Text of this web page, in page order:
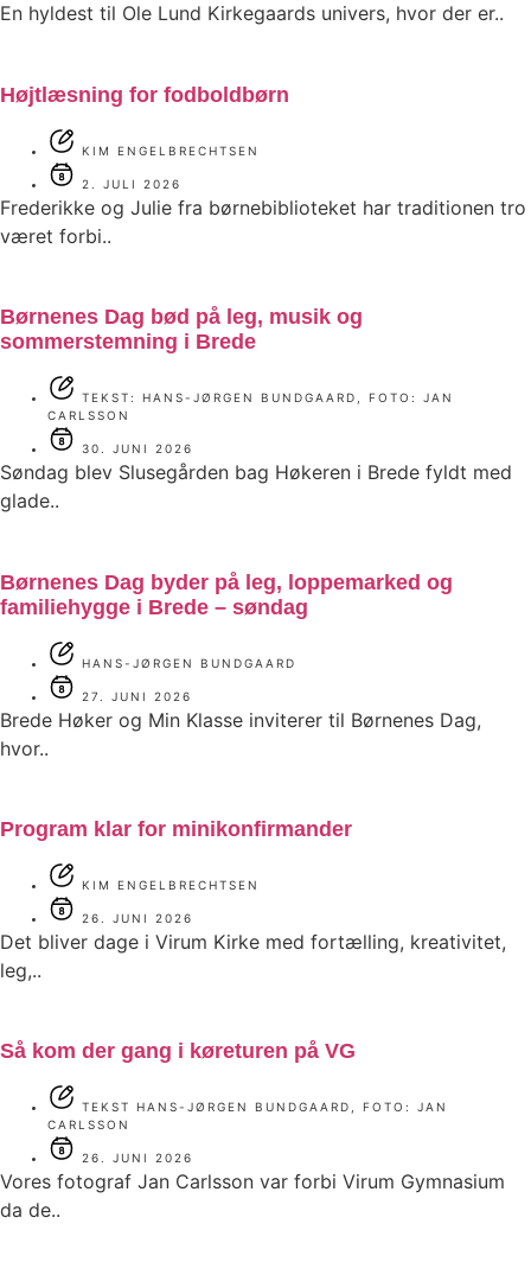
En hyldest til Ole Lund Kirkegaards univers, hvor der er..
Højtlæsning for fodboldbørn
KIM ENGELBRECHTSEN
2. JULI 2026
Frederikke og Julie fra børnebiblioteket har traditionen tro
været forbi..
Børnenes Dag bød på leg, musik og
sommerstemning i Brede
TEKST: HANS-JØRGEN BUNDGAARD, FOTO: JAN
CARLSSON
30. JUNI 2026
Søndag blev Slusegården bag Høkeren i Brede fyldt med
glade..
Børnenes Dag byder på leg, loppemarked og
familiehygge i Brede – søndag
HANS-JØRGEN BUNDGAARD
27. JUNI 2026
Brede Høker og Min Klasse inviterer til Børnenes Dag,
hvor..
Program klar for minikonfirmander
KIM ENGELBRECHTSEN
26. JUNI 2026
Det bliver dage i Virum Kirke med fortælling, kreativitet,
leg,..
Så kom der gang i køreturen på VG
TEKST HANS-JØRGEN BUNDGAARD, FOTO: JAN
CARLSSON
26. JUNI 2026
Vores fotograf Jan Carlsson var forbi Virum Gymnasium
da de..